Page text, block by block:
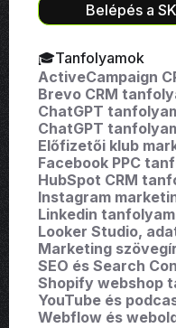
Belépés a
🎓Tanfolyamok
ActiveCampaign
Brevo CRM
ChatGPT
ChatGPT
Előfizetői klub
Facebook PPC
HubSpot CRM
Instagram
Linkedin tanfolyam
Looker Studio,
Marketing
SEO és Search
Shopify webshop
YouTube és
Webflow és